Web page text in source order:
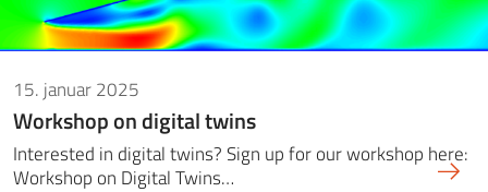
15. januar 2025
Workshop on digital twins
Interested in digital twins? Sign up for our workshop here:
Workshop on Digital Twins…